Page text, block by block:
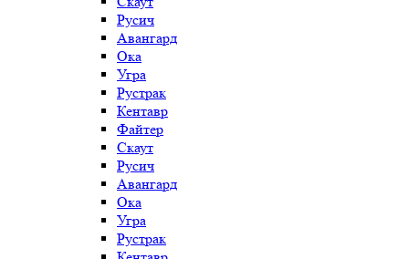
Русич
Авангард
Ока
Угра
Рустрак
Кентавр
Файтер
Скаут
Русич
Авангард
Ока
Угра
Рустрак